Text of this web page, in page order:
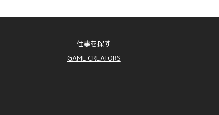
仕事を探す
GAME CREATORS